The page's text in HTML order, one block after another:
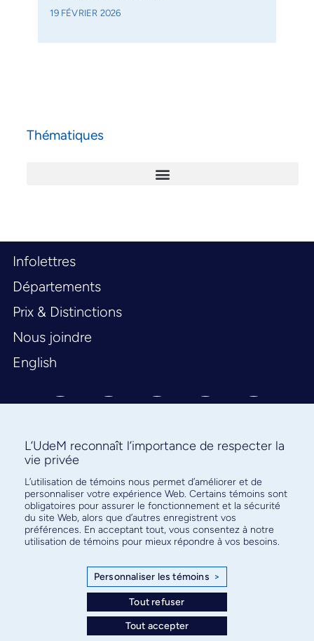
19 FÉVRIER 2026
Thématiques
Infolettres
Départements
Prix & Distinctions
Nous joindre
English
Abonnez-vous à notre infolettre
pour connaître l’actualité facultaire
L’UdeM reconnaît l’importance de respecter la
vie privée
L’utilisation de témoins nous permet d’améliorer et de
personnaliser votre expérience Web. Certains témoins sont
obligatoires pour assurer le fonctionnement et la sécurité
du site Web, alors que d’autres enregistrent vos
préférences. En acceptant tout, vous consentez à notre
utilisation de témoins pour mieux répondre à vos besoins.
Personnaliser les témoins >
Tout refuser
Tout accepter